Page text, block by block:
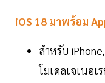
iOS 18 มาพร้อม
สำหรับ
โมเดลเจเนอ